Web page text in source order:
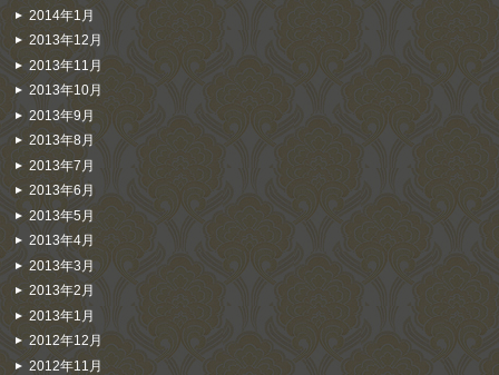
2014年1月
2013年12月
2013年11月
2013年10月
2013年9月
2013年8月
2013年7月
2013年6月
2013年5月
2013年4月
2013年3月
2013年2月
2013年1月
2012年12月
2012年11月